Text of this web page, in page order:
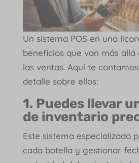
Un sistema POS en una
beneficios que van más
las ventas. Aquí te
detalle sobre ellos:
1. Puedes llevar
de inventario
Este sistema especializado
cada botella y gestionar